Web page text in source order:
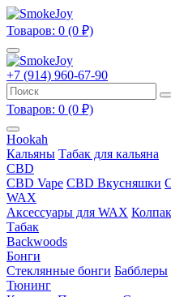
Товаров: 0 (0 ₽)
+7 (914) 960-67-90
Товаров: 0 (0 ₽)
Hookah
Кальяны Табак для кальяна
CBD
CBD Vape CBD Вкусняшки
WAX
Аксессуары для WAX
Табак
Backwoods
Бонги
Стеклянные бонги Бабблеры
Тюнинг